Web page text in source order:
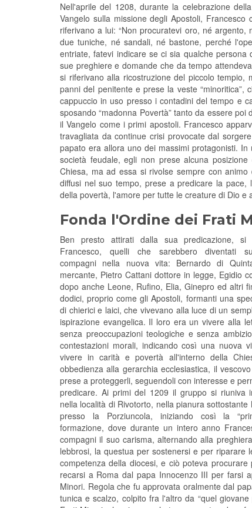
Nell'aprile del 1208, durante la celebrazione
Vangelo sulla missione degli Apostoli,
riferivano a lui: “Non procuratevi oro, né
due tuniche, né sandali, né bastone, perché
entriate, fatevi indicare se ci sia qualche
sue preghiere e domande che da tempo
si riferivano alla ricostruzione del piccolo
panni del penitente e prese la veste
cappuccio in uso presso i contadini del tempo e
sposando “madonna Povertà” tanto da essere
il Vangelo come i primi apostoli. Francesco
travagliata da continue crisi provocate dal
papato era allora uno dei massimi protagonisti.
società feudale, egli non prese alcuna
Chiesa, ma ad essa si rivolse sempre con
diffusi nel suo tempo, prese a predicare la
della povertà, l'amore per tutte le creature di Dio
Fonda l'Ordine dei Frati
Ben presto attirati dalla sua predicazione, si
Francesco, quelli che sarebbero diventati
compagni nella nuova vita: Bernardo di
mercante, Pietro Cattani dottore in legge, Egidio
dopo anche Leone, Rufino, Elia, Ginepro ed altri
dodici, proprio come gli Apostoli, formanti una
di chierici e laici, che vivevano alla luce di un
ispirazione evangelica. Il loro era un vivere alla
senza preoccupazioni teologiche e senza
contestazioni morali, indicando così una nuova
vivere in carità e povertà all'interno della
obbedienza alla gerarchia ecclesiastica, il
prese a proteggerli, seguendoli con interesse e
predicare. Ai primi del 1209 il gruppo si riuniva
nella località di Rivotorto, nella pianura sottostante
presso la Porziuncola, iniziando così la
formazione, dove durante un intero anno
compagni il suo carisma, alternando alla
lebbrosi, la questua per sostenersi e per riparare
competenza della diocesi, e ciò poteva
recarsi a Roma dal papa Innocenzo III per farsi
Minori. Regola che fu approvata oralmente dal
tunica e scalzo, colpito fra l'altro da “quel